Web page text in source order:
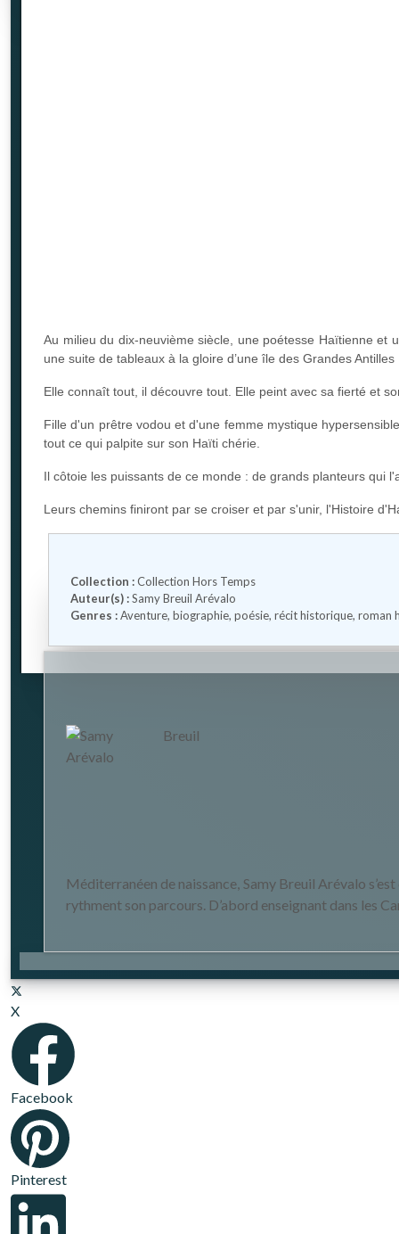
Au milieu du dix-neuvième siècle, une poétesse Haïtienne
une suite de tableaux à la gloire d’une île des Grandes Antilles
Elle connaît tout, il découvre tout. Elle peint avec sa fierté et
Fille d'un prêtre vodou et d'une femme mystique
tout ce qui palpite sur son Haïti chérie.
Ilcôtoie les puissants de ce monde : de grands planteurs qui
Leurs chemins finiront par se croiser et par s'unir, l'Histoire
Collection :Collection Hors Temps
Auteur(s) :Samy Breuil Arévalo
Genres :Aventure,biographie,poésie,récit historique,roman
Méditerranéen de naissance, Samy Breuil Arévalo
rythment son parcours. D’abord enseignant dans les
X
Facebook
Pinterest